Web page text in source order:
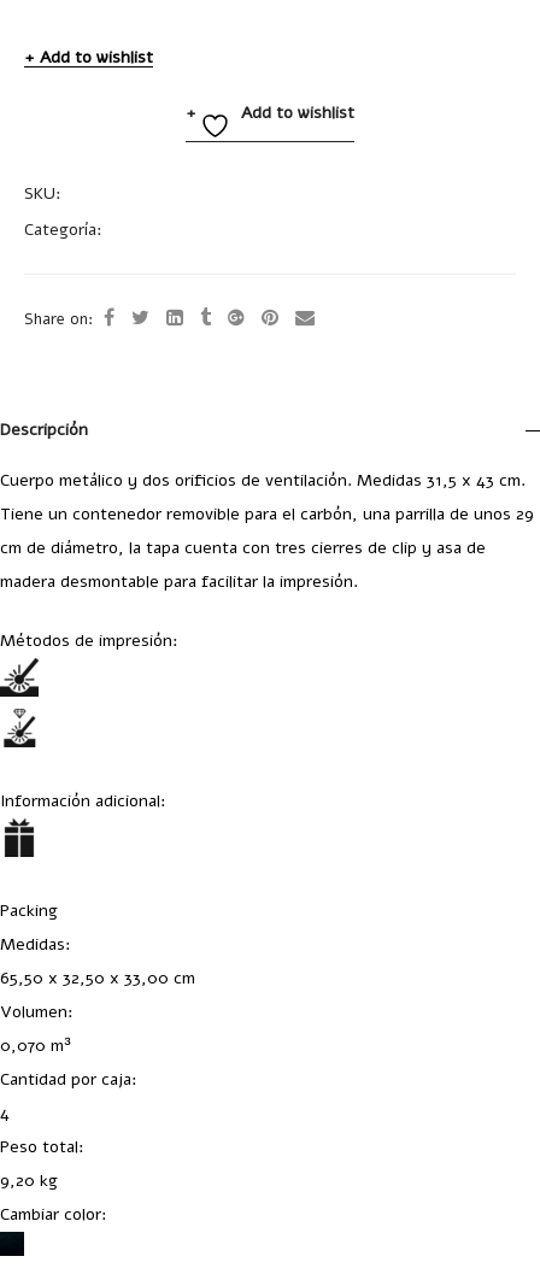
Add to wishlist
Add to wishlist
SKU:
Categoría:
Share on:
Descripción
Cuerpo metálico y dos orificios de ventilación. Medidas 31,5 x 43 cm.
Tiene un contenedor removible para el carbón, una parrilla de unos 29
cm de diámetro, la tapa cuenta con tres cierres de clip y asa de
madera desmontable para facilitar la impresión.
Métodos de impresión:
Información adicional:
Packing
Medidas:
65,50 x 32,50 x 33,00 cm
Volumen:
0,070 m³
Cantidad por caja:
4
Peso total:
9,20 kg
Cambiar color: